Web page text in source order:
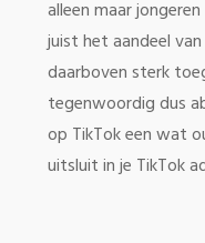
alleen maar
juist het aandeel
daarboven sterk
tegenwoordig dus
op TikTok een wat
uitsluit in je TikTok